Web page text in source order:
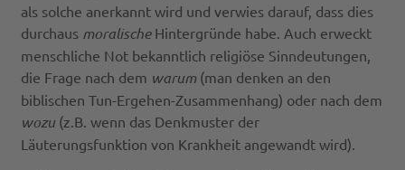
als solche anerkannt wird und verwies darauf, dass dies
durchaus moralischeHintergründe habe. Auch erweckt
menschliche Not bekanntlich religiöse Sinndeutungen,
die Frage nach dem warum (man denken an den
biblischen Tun-Ergehen-Zusammenhang) oder nach dem
wozu(z.B. wenn das Denkmuster der
Läuterungsfunktion von Krankheit angewandt wird).